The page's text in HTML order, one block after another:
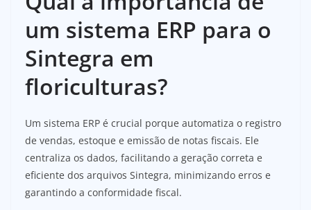
um sistema ERP para o
Sintegra em
floriculturas?
Um sistema ERP é crucial porque automatiza o registro
de vendas, estoque e emissão de notas fiscais. Ele
centraliza os dados, facilitando a geração correta e
eficiente dos arquivos Sintegra, minimizando erros e
garantindo a conformidade fiscal.